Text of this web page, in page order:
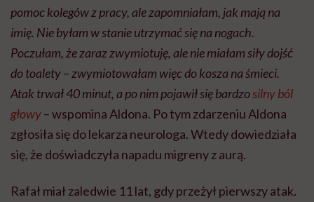
pomoc kolegów z pracy, ale zapomniałam, jak mają na
imię. Nie byłam w stanie utrzymać się na nogach.
Poczułam, że zaraz zwymiotuję, ale nie miałam siły dojść
do toalety – zwymiotowałam więc do kosza na śmieci.
Atak trwał 40 minut, a po nim pojawił się bardzosilny ból
głowy– wspomina Aldona. Po tym zdarzeniu Aldona
zgłosiła się do lekarza neurologa. Wtedy dowiedziała
się, że doświadczyła napadu migreny z aurą.
Rafał miał zaledwie 11 lat, gdy przeżył pierwszy atak.